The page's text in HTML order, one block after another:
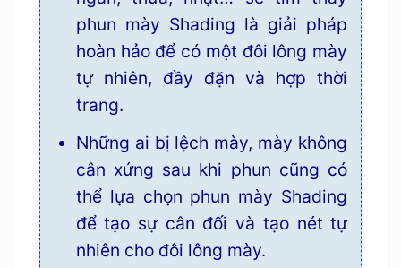
phun mày Shading là giải pháp
hoàn hảo để có một đôi lông mày
tự nhiên, đầy đặn và hợp thời
trang.
Những ai bị lệch mày, mày không
cân xứng sau khi phun cũng có
thể lựa chọn phun mày Shading
để tạo sự cân đối và tạo nét tự
nhiên cho đôi lông mày.